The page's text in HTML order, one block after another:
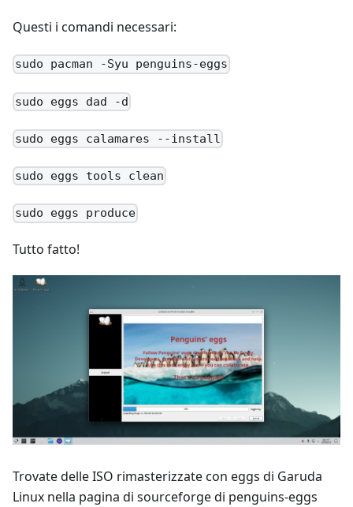
Questi i comandi necessari:
sudo pacman -Syu penguins-eggs
sudo eggs dad -d
sudo eggs calamares --install
sudo eggs tools clean
sudo eggs produce
Tutto fatto!
Trovate delle ISO rimasterizzate con eggs di Garuda
Linux nella pagina di sourceforge di penguins-eggs